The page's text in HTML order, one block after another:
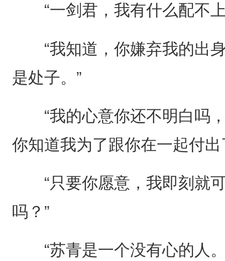
“一剑君，我有什么配不上
“我知道，你嫌弃我的出身
是处子。”
“我的心意你还不明白吗，
你知道我为了跟你在一起付出
“只要你愿意，我即刻就可
吗？”
“苏青是一个没有心的人